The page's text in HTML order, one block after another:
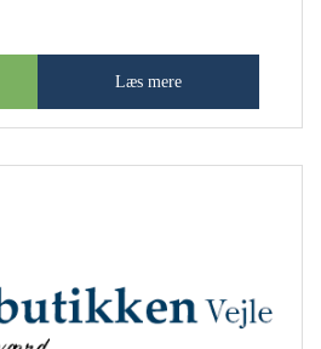
Læs mere